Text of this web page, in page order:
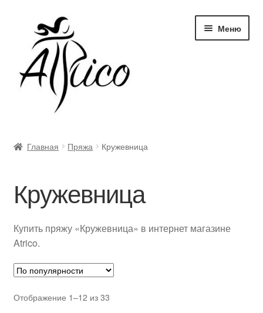
Перейти
навигации
Перейти
содержимому
Меню
Контакты
Корзина
Главная Пряжа Кружевница
Кружевница
Купить пряжу «Кружевница» в интернет магазине
Atrico.
Отображение 1–12 из 33